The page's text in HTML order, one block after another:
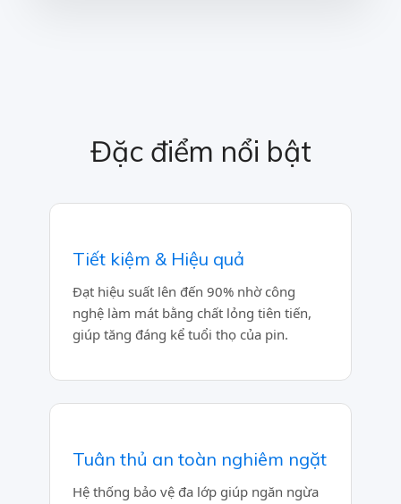
Đặc điểm nổi bật
Tiết kiệm & Hiệu quả
Đạt hiệu suất lên đến 90% nhờ công
nghệ làm mát bằng chất lỏng tiên tiến,
giúp tăng đáng kể tuổi thọ của pin.
Tuân thủ an toàn nghiêm ngặt
Hệ thống bảo vệ đa lớp giúp ngăn ngừa